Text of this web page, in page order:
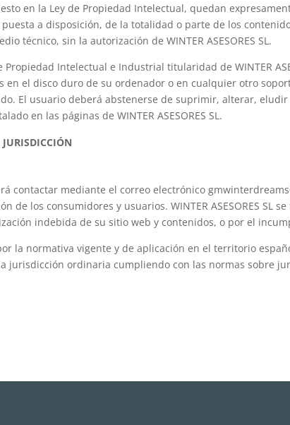
en la Ley de Propiedad Intelectual, quedan
a disposición, de la totalidad o parte de los
técnico, sin la autorización de WINTER ASESORES SL.
Intelectual e Industrial titularidad de WINTER
el disco duro de su ordenador o en cualquier otro
El usuario deberá abstenerse de suprimir, alterar,
en las páginas de WINTER ASESORES SL.
mediante el correo electrónico
de los consumidores y usuarios. WINTER ASESORES SL
indebida de su sitio web y contenidos, o por el
la normativa vigente y de aplicación en el territorio
jurisdicción ordinaria cumpliendo con las normas sobre